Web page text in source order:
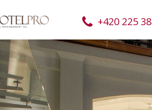
+420 225